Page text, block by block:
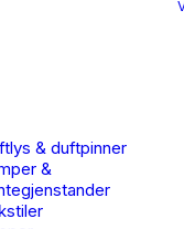
& duftpinner
&